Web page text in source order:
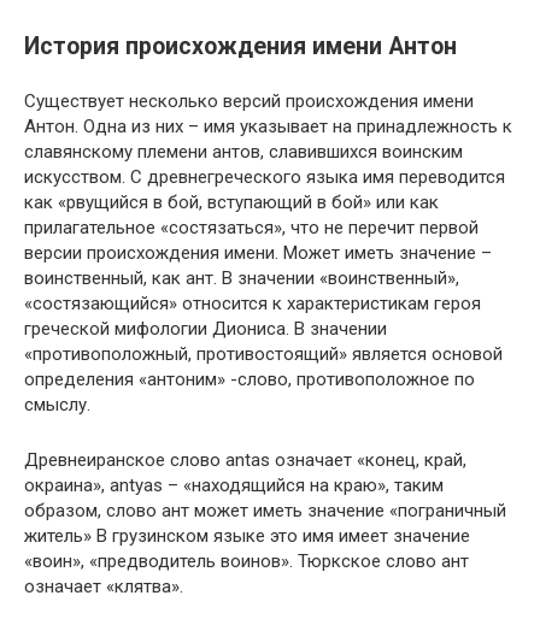
История происхождения имени Антон
Существует несколько версий происхождения имени
Антон. Одна из них – имя указывает на принадлежность к
славянскому племени антов, славившихся воинским
искусством. С древнегреческого языка имя переводится
как «рвущийся в бой, вступающий в бой» или как
прилагательное «состязаться», что не перечит первой
версии происхождения имени. Может иметь значение –
воинственный, как ант. В значении «воинственный»,
«состязающийся» относится к характеристикам героя
греческой мифологии Диониса. В значении
«противоположный, противостоящий» является основой
определения «антоним» -слово, противоположное по
смыслу.
Древнеиранское слово antas означает «конец, край,
окраина», antyas – «находящийся на краю», таким
образом, слово ант может иметь значение «пограничный
житель» В грузинском языке это имя имеет значение
«воин», «предводитель воинов». Тюркское слово ант
означает «клятва».